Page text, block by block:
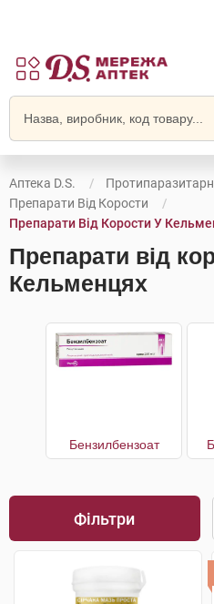
Аптека D.S.
Препарати Від Корости
Препарати Від Корости У
Препарати від
Кельменцях
Бензилбензоат
Фільтри